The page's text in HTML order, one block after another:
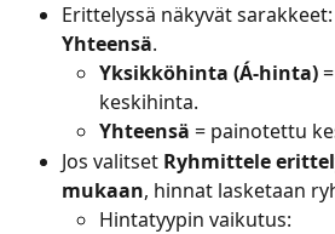
Erittelyssä näkyvät sarakkeet:
Yhteensä.
Yksikköhinta (Á-hinta)
keskihinta.
Yhteensä = painotettu
Jos valitset Ryhmittele
mukaan, hinnat lasketaan
Hintatyypin vaikutus: